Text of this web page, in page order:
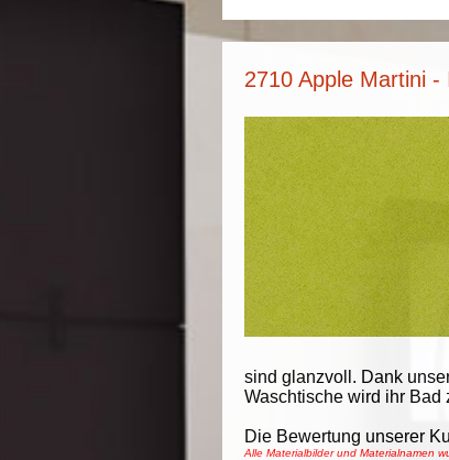
2710 Apple Martini
sind glanzvoll. Dank
Waschtische wird ihr Bad
Die Bewertung unserer
Alle Materialbilder und Materialnamen